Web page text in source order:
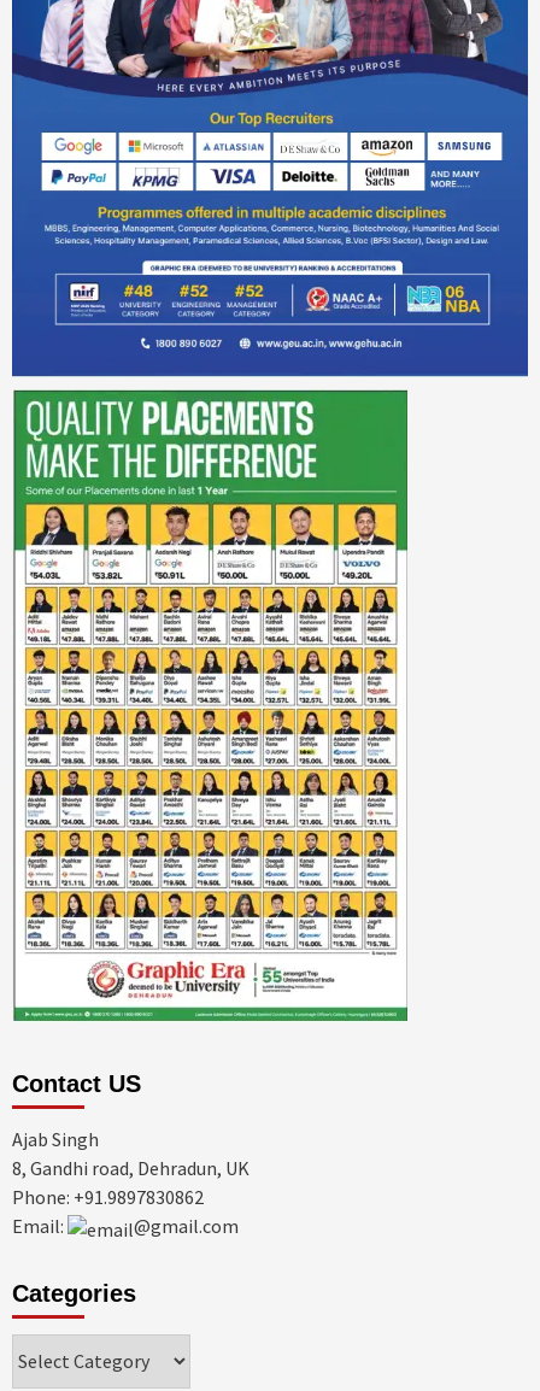
Contact US
Ajab Singh
8, Gandhi road, Dehradun, UK
Phone: +91.9897830862
Email:
@gmail.com
Categories